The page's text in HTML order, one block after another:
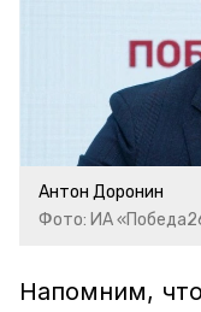
Антон Доронин
Фото: ИА
Напомним,